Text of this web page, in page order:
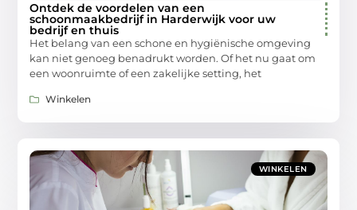
Ontdek de voordelen van een
schoonmaakbedrijf in Harderwijk voor uw
bedrijf en thuis
Het belang van een schone en hygiënische omgeving
kan niet genoeg benadrukt worden. Of het nu gaat om
een woonruimte of een zakelijke setting, het
Winkelen
WINKELEN